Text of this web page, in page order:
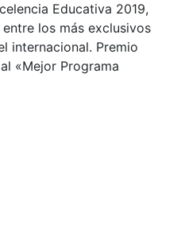
Educativa 2019,
los más exclusivos
internacional. Premio
«Mejor Programa